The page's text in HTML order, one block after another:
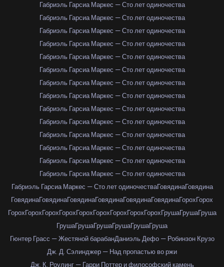
Габриэль Гарсиа Маркес — Сто лет одиночества
Габриэль Гарсиа Маркес — Сто лет одиночества
Габриэль Гарсиа Маркес — Сто лет одиночества
Габриэль Гарсиа Маркес — Сто лет одиночества
Габриэль Гарсиа Маркес — Сто лет одиночества
Габриэль Гарсиа Маркес — Сто лет одиночества
Габриэль Гарсиа Маркес — Сто лет одиночества
Габриэль Гарсиа Маркес — Сто лет одиночества
Габриэль Гарсиа Маркес — Сто лет одиночества
Габриэль Гарсиа Маркес — Сто лет одиночества
Габриэль Гарсиа Маркес — Сто лет одиночества
Габриэль Гарсиа Маркес — Сто лет одиночества
Габриэль Гарсиа Маркес — Сто лет одиночества
Габриэль Гарсиа Маркес — Сто лет одиночества
Габриэль Гарсиа Маркес — Сто лет одиночестваГовядинаГовядина
ГовядинаГовядинаГовядинаГовядинаГовядинаГовядинаГорохГорох
ГорохГорохГорохГорохГорохГорохГорохГорохГорохГрушаГрушаГруша
ГрушаГрушаГрушаГрушаГрушаГруша
Гюнтер Грасс — Жестяной барабанДаниэль Дефо — Робинзон Крузо
Дж. Д. Сэлинджер — Над пропастью во ржи
Дж. К. Роулинг — Гарри Поттер и философский камень